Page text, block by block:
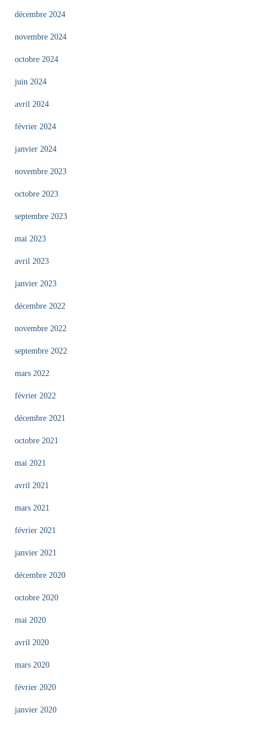
décembre 2024
novembre 2024
octobre 2024
juin 2024
avril 2024
février 2024
janvier 2024
novembre 2023
octobre 2023
septembre 2023
mai 2023
avril 2023
janvier 2023
décembre 2022
novembre 2022
septembre 2022
mars 2022
février 2022
décembre 2021
octobre 2021
mai 2021
avril 2021
mars 2021
février 2021
janvier 2021
décembre 2020
octobre 2020
mai 2020
avril 2020
mars 2020
février 2020
janvier 2020